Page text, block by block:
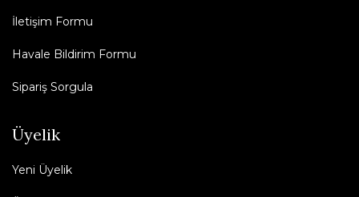
İletişim Formu
Havale Bildirim Formu
Sipariş Sorgula
Üyelik
Yeni Üyelik